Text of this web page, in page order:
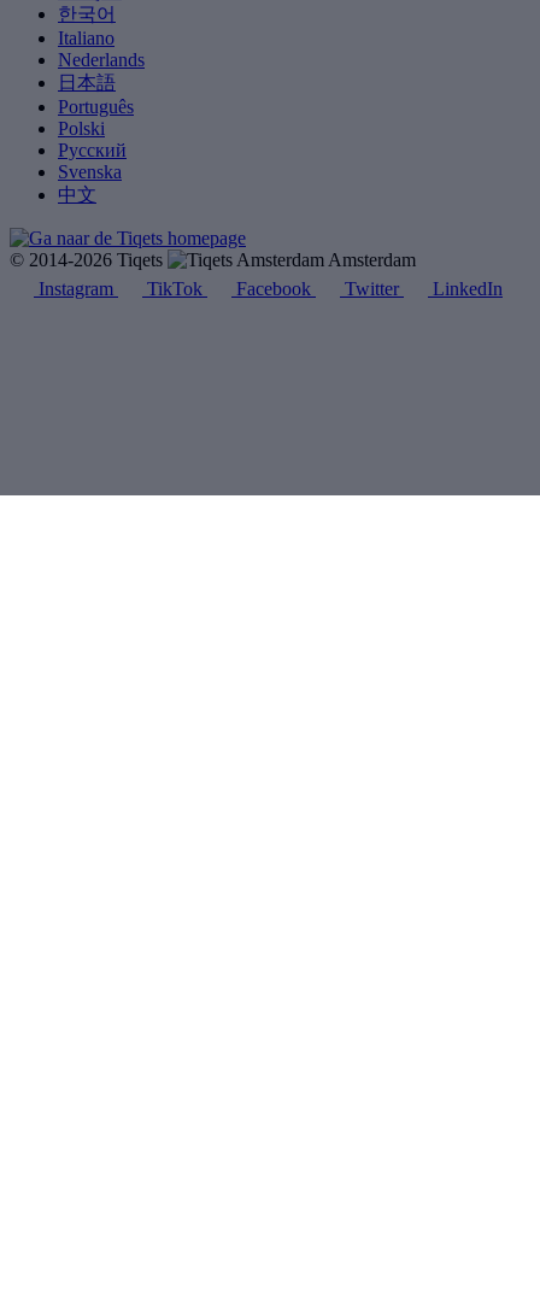
한국어
Italiano
Nederlands
日本語
Português
Polski
Русский
Svenska
中文
© 2014-2026 Tiqets
Amsterdam
Instagram
TikTok Facebook Twitter LinkedIn